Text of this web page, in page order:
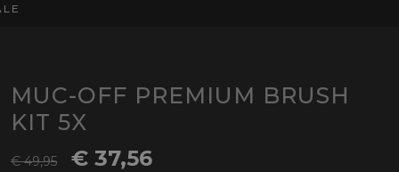
MUC-OFF PREMIUM BRUSH
KIT 5X
€ 49,95 € 37,56